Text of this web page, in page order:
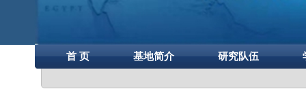
首 页 基地简介 研究队伍